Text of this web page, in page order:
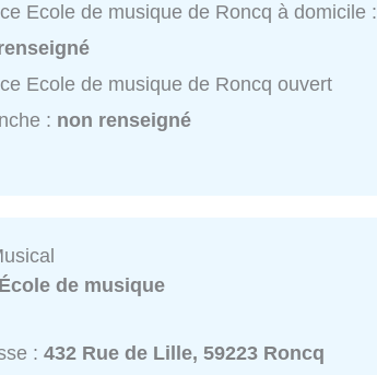
Ecole de musique de Roncq à domicile :
Ecole de musique de Roncq ouvert
: non renseigné
École de musique
:432 Rue de Lille, 59223 Roncq